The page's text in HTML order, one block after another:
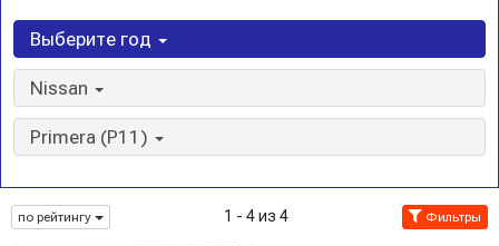
Выберите год
Nissan
Primera (P11)
по рейтингу 1 - 4 из 4 Фильтры